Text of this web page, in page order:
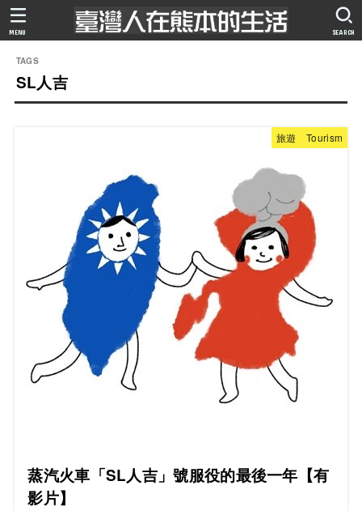
SEARCH
MENU
SL人吉
旅遊 Tourism
蒸汽火車「SL人吉」號服役的最後一年【有
影片】